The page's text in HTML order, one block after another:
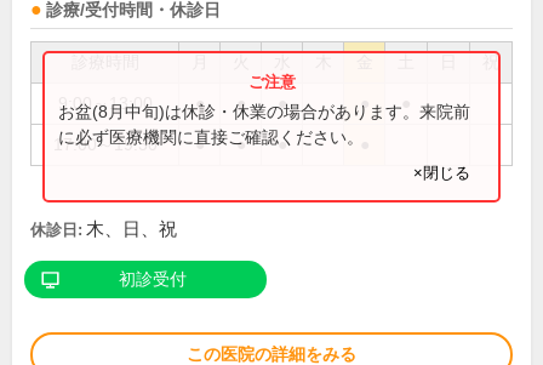
診療/受付時間・休診日
祝
9:00～13:00 ● ● ● ●
17:00～19:30 ● ● ●
お盆(8月中旬)は休診・休業の場合があります。来院前
に必ず医療機関に直接ご確認ください。
×閉じる
休診日: 木、日、祝
初診受付
この医院の詳細をみる